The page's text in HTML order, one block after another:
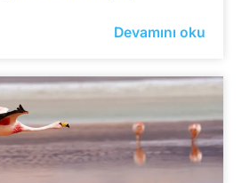
Devamını oku